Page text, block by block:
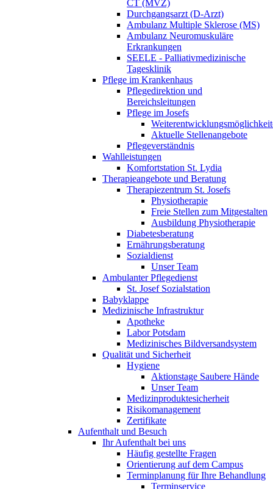
CT (MVZ)
Durchgangsarzt (D-Arzt)
Ambulanz Multiple Sklerose (MS)
Ambulanz Neuromuskuläre
Erkrankungen
SEELE - Palliativmedizinische
Tagesklinik
Pflege im Krankenhaus
Pflegedirektion und
Bereichsleitungen
Pflege im Josefs
Aktuelle Stellenangebote
Pflegeverständnis
Wahlleistungen
Komfortstation St. Lydia
Therapieangebote und Beratung
Therapiezentrum St. Josefs
Physiotherapie
Freie Stellen zum Mitgestalten
Ausbildung Physiotherapie
Diabetesberatung
Ernährungsberatung
Sozialdienst
Unser Team
Ambulanter Pflegedienst
St. Josef Sozialstation
Babyklappe
Medizinische Infrastruktur
Apotheke
Labor Potsdam
Medizinisches Bildversandsystem
Qualität und Sicherheit
Hygiene
Aktionstage Saubere Hände
Unser Team
Medizinproduktesicherheit
Risikomanagement
Zertifikate
Aufenthalt und Besuch
Ihr Aufenthalt bei uns
Häufig gestellte Fragen
Orientierung auf dem Campus
Terminplanung für Ihre Behandlung
Terminservice